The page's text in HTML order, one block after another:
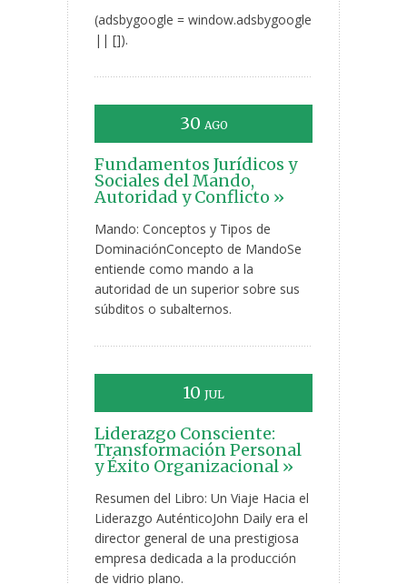
(adsbygoogle = window.adsbygoogle
|| []).
30 AGO
Fundamentos Jurídicos y
Sociales del Mando,
Autoridad y Conflicto »
Mando: Conceptos y Tipos de
DominaciónConcepto de MandoSe
entiende como mando a la
autoridad de un superior sobre sus
súbditos o subalternos.
10 JUL
Liderazgo Consciente:
Transformación Personal
y Éxito Organizacional »
Resumen del Libro: Un Viaje Hacia el
Liderazgo AuténticoJohn Daily era el
director general de una prestigiosa
empresa dedicada a la producción
de vidrio plano.